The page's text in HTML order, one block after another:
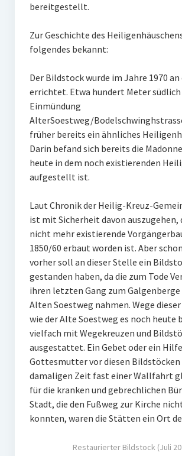
Wedinghauser Chorherrentropfen
Publikationen
Fotogalerien
Über uns
Impressum
Ihre Unterstützung
Downloads und Links
Mitgliedschaft
Unsere Kinderseite
bereitgestellt.
Zur Geschichte des
folgendes bekannt:
Der Bildstock wurde im Jahre 1970
errichtet. Etwa hundert Meter südlich
Einmündung
AlterSoestweg/
früher bereits ein ähnliches
Darin befand sich bereits die
heute in dem noch existierenden
aufgestellt ist.
Laut Chronik der Heilig-Kreuz-
ist mit Sicherheit davon auszugehen,
nicht mehr existierende
1850/60 erbaut worden ist. Aber
vorher soll an dieser Stelle ein
gestanden haben, da die zum Tode
ihren letzten Gang zum Galgenberge
Alten Soestweg nahmen. Wege
wie der Alte Soestweg es noch heute
vielfach mit Wegekreuzen und
ausgestattet. Ein Gebet oder ein
Gottesmutter vor diesen Bildstöcken
damaligen Zeit fast einer Wallfahrt
für die kranken und gebrechlichen
Stadt, die den Fußweg zur Kirche
konnten, waren die Stätten ein Ort
Restaurierter Bildstock (Juli